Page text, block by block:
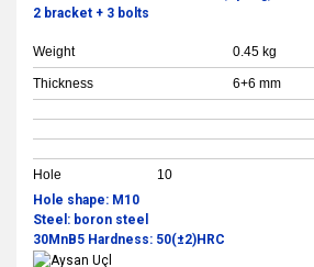
2 bracket + 3 bolts
Weight 0.45 kg
Thickness 6+6 mm
Hole 10
Hole shape: M10
Steel: boron steel
30MnB5 Hardness: 50(±2)HRC